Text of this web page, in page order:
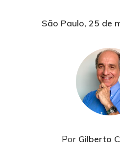
São Paulo, 25 de
Por Gilberto